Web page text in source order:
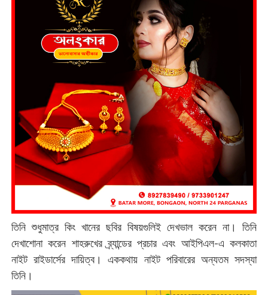
তিনি শুধুমাত্র কিং খানের ছবির বিষয়গুলিই দেখভাল করেন না। তিনি
দেখাশোনা করেন শাহরুখের ব্র্যান্ডের প্রচার এবং আইপিএল-এ কলকাতা
নাইট রাইডার্সের দায়িত্ব। এককথায় নাইট পরিবারের অন্যতম সদস্যা
তিনি।